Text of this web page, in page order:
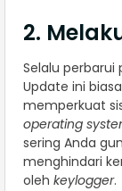
2.
Selalu perbarui
Update ini
memperkuat
operating
sering Anda
menghindari
oleh keylogger.